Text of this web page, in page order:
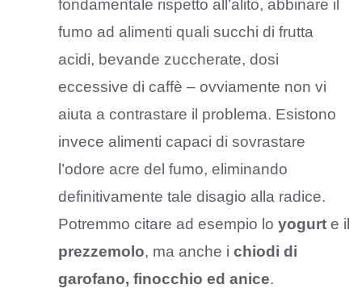
fondamentale rispetto all’alito, abbinare il
fumo ad alimenti quali succhi di frutta
acidi, bevande zuccherate, dosi
eccessive di caffè – ovviamente non vi
aiuta a contrastare il problema. Esistono
invece alimenti capaci di sovrastare
l’odore acre del fumo, eliminando
definitivamente tale disagio alla radice.
Potremmo citare ad esempio lo yogurt e il
prezzemolo, ma anche i chiodi di
garofano, finocchio ed anice.